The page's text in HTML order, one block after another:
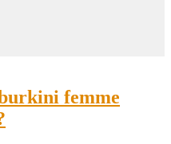
femme